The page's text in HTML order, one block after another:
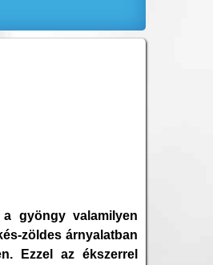
gyöngy valamilyen
zöldes árnyalatban
Ezzel az ékszerrel